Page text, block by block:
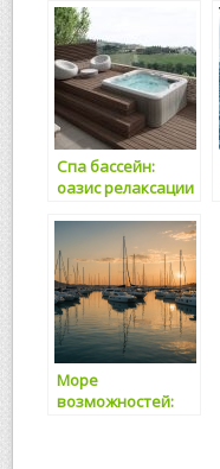
лучшей цене в
«Прудторге»
Спа бассейн:
оазис релаксации
здоровья
Море
возможностей: